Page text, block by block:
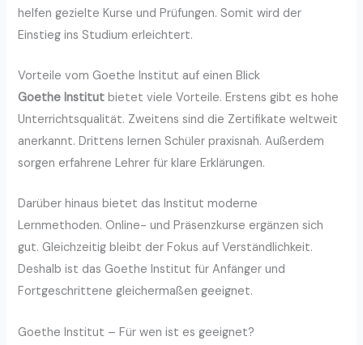
helfen gezielte Kurse und Prüfungen. Somit wird der
Einstieg ins Studium erleichtert.
Vorteile vom Goethe Institut auf einen Blick
Goethe Institut bietet viele Vorteile. Erstens gibt es hohe
Unterrichtsqualität. Zweitens sind die Zertifikate weltweit
anerkannt. Drittens lernen Schüler praxisnah. Außerdem
sorgen erfahrene Lehrer für klare Erklärungen.
Darüber hinaus bietet das Institut moderne
Lernmethoden. Online- und Präsenzkurse ergänzen sich
gut. Gleichzeitig bleibt der Fokus auf Verständlichkeit.
Deshalb ist das Goethe Institut für Anfänger und
Fortgeschrittene gleichermaßen geeignet.
Goethe Institut – Für wen ist es geeignet?